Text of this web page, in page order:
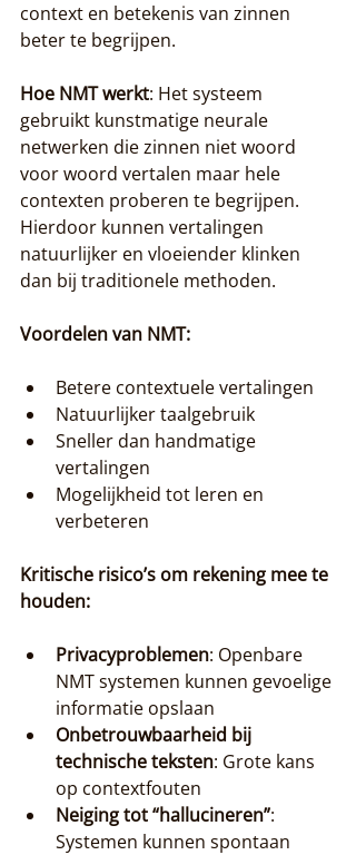
context en betekenis van zinnen
beter te begrijpen.
Hoe NMT werkt: Het systeem
gebruikt kunstmatige neurale
netwerken die zinnen niet woord
voor woord vertalen maar hele
contexten proberen te begrijpen.
Hierdoor kunnen vertalingen
natuurlijker en vloeiender klinken
dan bij traditionele methoden.
Voordelen van NMT:
Betere contextuele vertalingen
Natuurlijker taalgebruik
Sneller dan handmatige
vertalingen
Mogelijkheid tot leren en
verbeteren
Kritische risico’s om rekening mee te
houden:
Privacyproblemen: Openbare
NMT systemen kunnen gevoelige
informatie opslaan
Onbetrouwbaarheid bij
technische teksten: Grote kans
op contextfouten
Neiging tot “hallucineren”:
Systemen kunnen spontaan